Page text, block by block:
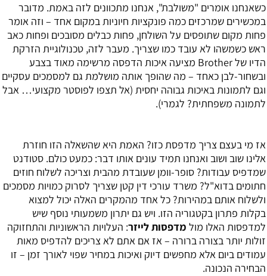
כשאנחנו אומרים "משולבת", אנחנו מתכוונים לזה באמת. מדובר
במכשירים שמרכזים כמה פונקציות חיוניות במקום אחד – וזה אומר
פחות מקום שתופסים על השולחן, פחות כבלים מסובכים ופחות כאב
ראש כשמשהו לא עובד כמו שצריך. מעבר לזה, טכנולוגיית הזרקת
הדיו של Brother מציעה איכות הדפסה מרשימה מאוד בצבע
ובשחור-לבן כאחד – מה שהופך אותה מושלמת גם למסמכים עסקיים
וגם לתמונות באיכות גבוהה יחסית (אל תצפו לפוסטר מקצועי… אבל
לתמונה משפחתית? לגמרי).
אז מי בעצם צריך מדפסת כזו? האמת היא שהשאלה הזו חוזרת
אלינו שוב ושוב ואנחנו תמיד עונים אותו דבר: כמעט כולם. סטודנט
שמדפיס עבודות? סופר-וומן שעובדת מהבית וצריכה לשלוח חוזים
חתומים בדוא"ל? משרד עורכי דין קטן שצריך לסרוק כמויות מסמכים
ולשלוח אותם במהירות? כל אחד מהמקרים האלה יכול למצוא
בקלות פתרון בקטגוריה הזו. ויש גם יתרון משמעותי נוסף שיש
למדפסות האלו מול מדפסות לייזר: העלויות הראשוניות והתחזוקה
זולות יותר בצורה ברורה – אז אם אתם לא צריכים להדפיס מאות
עמודים ביום אלא מחפשים דיוק ואיכות במחיר שפוי לאורך זמן – זו
הבחירה הנכונה.